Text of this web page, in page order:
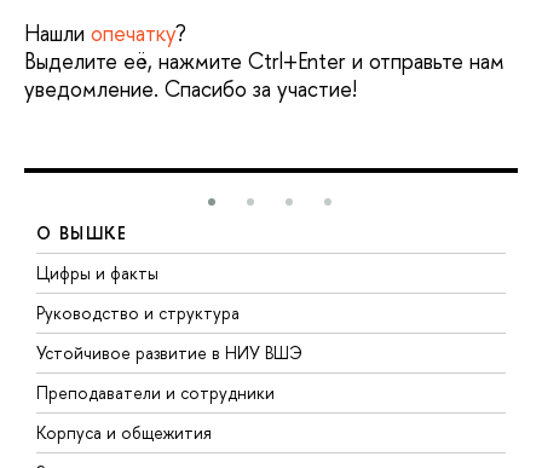
Нашли опечатку?
Выделите её, нажмите Ctrl+Enter и отправьте нам
уведомление. Спасибо за участие!
О ВЫШКЕ
Цифры и факты
Руководство и структура
Устойчивое развитие в НИУ ВШЭ
Преподаватели и сотрудники
Корпуса и общежития